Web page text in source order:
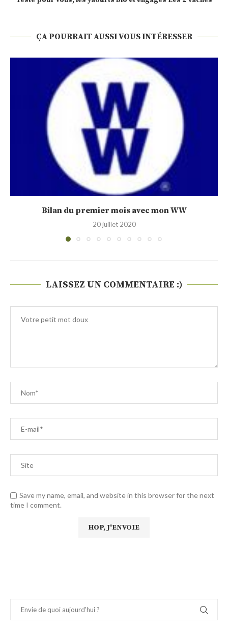
ÇA POURRAIT AUSSI VOUS INTÉRESSER
Bilan du premier mois avec mon WW
20 juillet 2020
LAISSEZ UN COMMENTAIRE :)
Save my name, email, and website in this browser for the next
time I comment.